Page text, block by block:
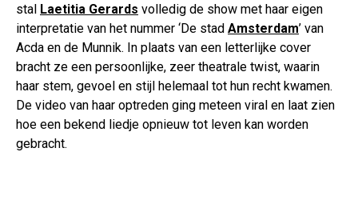
stal Laetitia Gerards volledig de show met haar eigen
interpretatie van het nummer ‘De stad Amsterdam’ van
Acda en de Munnik. In plaats van een letterlijke cover
bracht ze een persoonlijke, zeer theatrale twist, waarin
haar stem, gevoel en stijl helemaal tot hun recht kwamen.
De video van haar optreden ging meteen viral en laat zien
hoe een bekend liedje opnieuw tot leven kan worden
gebracht.